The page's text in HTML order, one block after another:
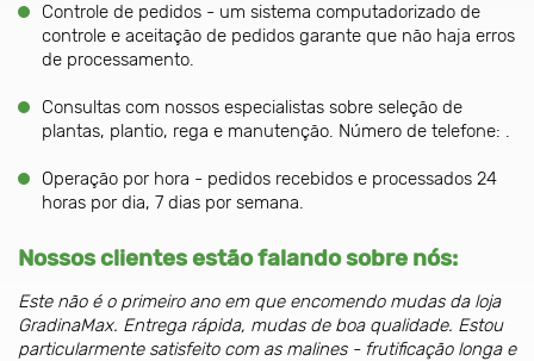
Controle de pedidos - um sistema computadorizado de
controle e aceitação de pedidos garante que não haja erros
de processamento.
Consultas com nossos especialistas sobre seleção de
plantas, plantio, rega e manutenção. Número de telefone: .
Operação por hora - pedidos recebidos e processados 24
horas por dia, 7 dias por semana.
Nossos clientes estão falando sobre nós:
Este não é o primeiro ano em que encomendo mudas da loja
GradinaMax. Entrega rápida, mudas de boa qualidade. Estou
particularmente satisfeito com as malines - frutificação longa e